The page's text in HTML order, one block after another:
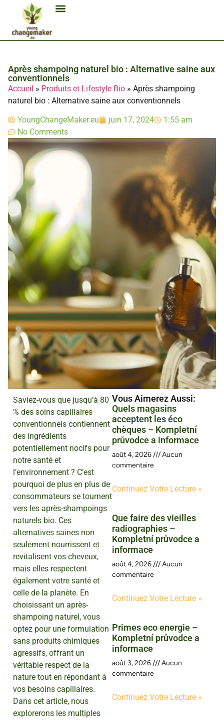
Après shampoing naturel bio : Alternative saine aux
conventionnels
Accueil » Produits et Lifestyle Bio » Après shampoing
naturel bio : Alternative saine aux conventionnels
YoungChangeMaker.eu juin 17, 2024
1:55 am
No Comments
Saviez-vous que jusqu’à 80
% des soins capillaires
conventionnels contiennent
des ingrédients
potentiellement nocifs pour
notre santé et
l’environnement ? C’est
pourquoi de plus en plus de
consommateurs se tournent
vers les après-shampoings
naturels bio. Ces
alternatives saines non
seulement nourrissent et
revitalisent vos cheveux,
mais elles respectent
également votre santé et
celle de la planète. En
choisissant un après-
shampoing naturel, vous
optez pour une formulation
sans produits chimiques
agressifs, offrant un
véritable respect de la
nature tout en répondant à
vos besoins capillaires.
Dans cet article, nous
explorerons les multiples
Vous Aimerez Aussi :
Quels magasins
acceptent les éco
chèques – Kompletní
průvodce a informace
août 4, 2026
Aucun
commentaire
Continuez Votre Lecture »
Que faire des vieilles
radiographies –
Kompletní průvodce a
informace
août 4, 2026
Aucun
commentaire
Continuez Votre Lecture »
Primes eco energie –
Kompletní průvodce a
informace
août 3, 2026
Aucun
commentaire
Continuez Votre Lecture »